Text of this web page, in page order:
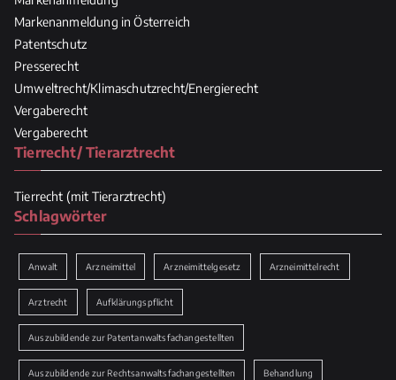
Markenanmeldung in Österreich
Patentschutz
Presserecht
Umweltrecht/Klimaschutzrecht/Energierecht
Vergaberecht
Vergaberecht
Tierrecht/ Tierarztrecht
Tierrecht (mit Tierarztrecht)
Schlagwörter
Anwalt Arzneimittel Arzneimittelgesetz Arzneimittelrecht
Arztrecht Aufklärungspflicht
Auszubildende zur Patentanwaltsfachangestellten
Auszubildende zur Rechtsanwaltsfachangestellten Behandlung